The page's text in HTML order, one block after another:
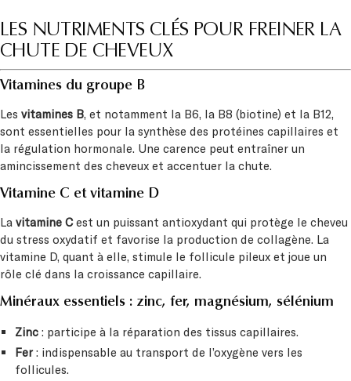
LES NUTRIMENTS CLÉS POUR FREINER LA
CHUTE DE CHEVEUX
Vitamines du groupe B
Les vitamines B, et notamment la B6, la B8 (biotine) et la B12,
sont essentielles pour la synthèse des protéines capillaires et
la régulation hormonale. Une carence peut entraîner un
amincissement des cheveux et accentuer la chute.
Vitamine C et vitamine D
La vitamine Cest un puissant antioxydant qui protège le cheveu
du stress oxydatif et favorise la production de collagène. La
vitamine D, quant à elle, stimule le follicule pileux et joue un
rôle clé dans la croissance capillaire.
Minéraux essentiels : zinc, fer, magnésium, sélénium
Zinc : participe à la réparation des tissus capillaires.
Fer: indispensable au transport de l’oxygène vers les
follicules.